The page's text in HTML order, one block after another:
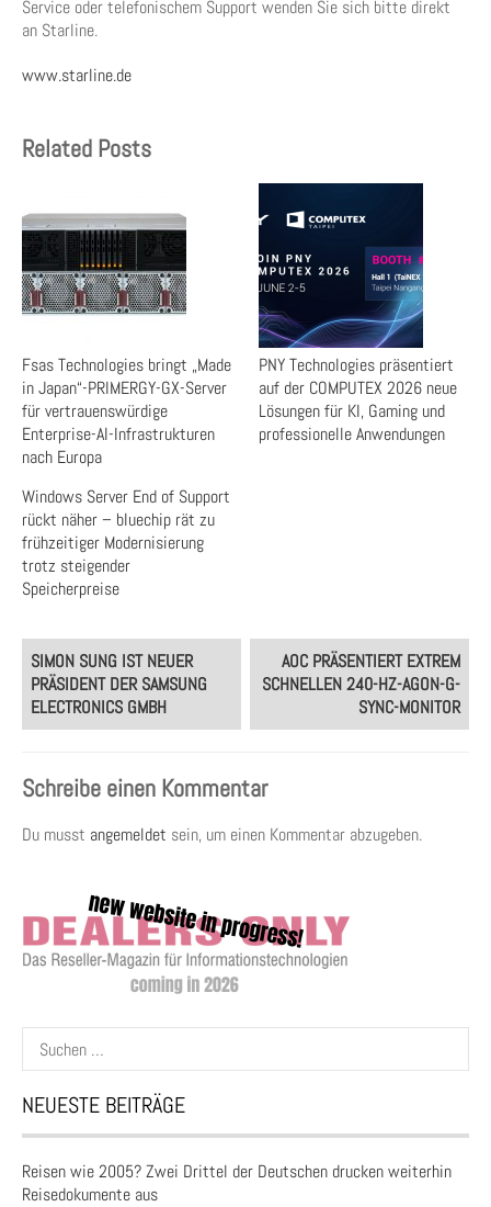
Service oder telefonischem Support wenden Sie sich bitte direkt
an Starline.
www.starline.de
Related Posts
Fsas Technologies bringt „Made
in Japan“-PRIMERGY-GX-Server
für vertrauenswürdige
Enterprise-AI-Infrastrukturen
nach Europa
PNY Technologies präsentiert
auf der COMPUTEX 2026 neue
Lösungen für KI, Gaming und
professionelle Anwendungen
Windows Server End of Support
rückt näher – bluechip rät zu
frühzeitiger Modernisierung
trotz steigender
Speicherpreise
Post
navigation
SIMON SUNG IST NEUER
PRÄSIDENT DER SAMSUNG
ELECTRONICS GMBH
AOC PRÄSENTIERT EXTREM
SCHNELLEN 240-HZ-AGON-G-
SYNC-MONITOR
Schreibe einen Kommentar
Du musst angemeldet sein, um einen Kommentar abzugeben.
Suchen
nach:
NEUESTE BEITRÄGE
Reisen wie 2005? Zwei Drittel der Deutschen drucken weiterhin
Reisedokumente aus